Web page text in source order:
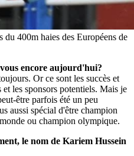
400m haies des Européens de
encore aujourd'hui?
Or ce sont les succès et
les sponsors potentiels. Mais je
être parfois été un peu
aussi spécial d'être champion
ou champion olympique.
le nom de Kariem Hussein